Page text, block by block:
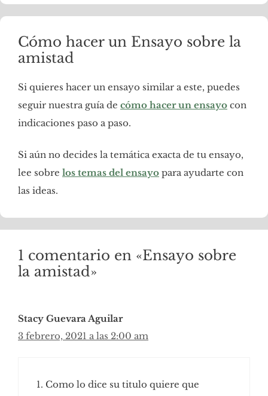
Cómo hacer un Ensayo sobre la
amistad
Si quieres hacer un ensayo similar a este, puedes
seguir nuestra guía de cómo hacer un ensayo con
indicaciones paso a paso.
Si aún no decides la temática exacta de tu ensayo,
lee sobre los temas del ensayo para ayudarte con
las ideas.
1 comentario en «Ensayo sobre
la amistad»
Stacy Guevara Aguilar
3 febrero, 2021 a las 2:00 am
1. Como lo dice su titulo quiere que